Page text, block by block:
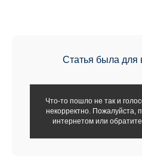
Статья была для
Что-то пошло не так и
некорректно. Пожалуйста,
интернетом или